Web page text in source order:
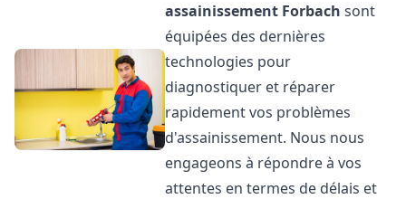
assainissement Forbach sont
équipées des dernières
technologies pour
diagnostiquer et réparer
rapidement vos problèmes
d'assainissement. Nous nous
engageons à répondre à vos
attentes en termes de délais et